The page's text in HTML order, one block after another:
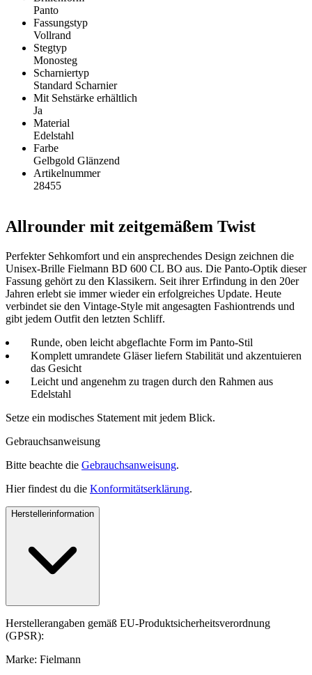
Panto
Fassungstyp
Vollrand
Stegtyp
Monosteg
Scharniertyp
Standard Scharnier
Mit Sehstärke erhältlich
Ja
Material
Edelstahl
Farbe
Gelbgold Glänzend
Artikelnummer
28455
Allrounder mit zeitgemäßem Twist
Perfekter Sehkomfort und ein ansprechendes Design zeichnen die
Unisex-Brille Fielmann BD 600 CL BO aus. Die Panto-Optik dieser
Fassung gehört zu den Klassikern. Seit ihrer Erfindung in den 20er
Jahren erlebt sie immer wieder ein erfolgreiches Update. Heute
verbindet sie den Vintage-Style mit angesagten Fashiontrends und
gibt jedem Outfit den letzten Schliff.
Runde, oben leicht abgeflachte Form im Panto-Stil
Komplett umrandete Gläser liefern Stabilität und akzentuieren
das Gesicht
Leicht und angenehm zu tragen durch den Rahmen aus
Edelstahl
Setze ein modisches Statement mit jedem Blick.
Gebrauchsanweisung
Bitte beachte die Gebrauchsanweisung.
Hier findest du die Konformitätserklärung.
Herstellerinformation
Herstellerangaben gemäß EU-Produktsicherheitsverordnung
(GPSR):
Marke: Fielmann